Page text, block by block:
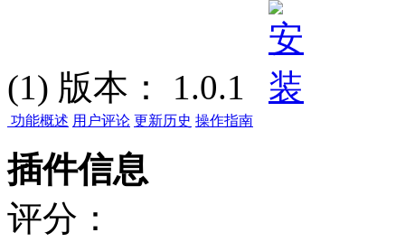
(1) 版本： 1.0.1
功能概述 用户评论 更新历史 操作指南
插件信息
评分：